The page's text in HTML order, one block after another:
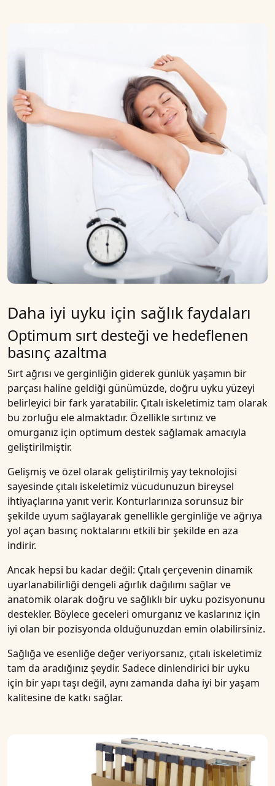
Daha iyi uyku için sağlık faydaları
Optimum sırt desteği ve hedeflenen
basınç azaltma
Sırt ağrısı ve gerginliğin giderek günlük yaşamın bir
parçası haline geldiği günümüzde, doğru uyku yüzeyi
belirleyici bir fark yaratabilir. Çıtalı iskeletimiz tam olarak
bu zorluğu ele almaktadır. Özellikle sırtınız ve
omurganız için optimum destek sağlamak amacıyla
geliştirilmiştir.
Gelişmiş ve özel olarak geliştirilmiş yay teknolojisi
sayesinde çıtalı iskeletimiz vücudunuzun bireysel
ihtiyaçlarına yanıt verir. Konturlarınıza sorunsuz bir
şekilde uyum sağlayarak genellikle gerginliğe ve ağrıya
yol açan basınç noktalarını etkili bir şekilde en aza
indirir.
Ancak hepsi bu kadar değil: Çıtalı çerçevenin dinamik
uyarlanabilirliği dengeli ağırlık dağılımı sağlar ve
anatomik olarak doğru vesağlıklı bir uyku pozisyonunu
destekler. Böylece geceleri omurganız ve kaslarınız için
iyi olan bir pozisyonda olduğunuzdan emin olabilirsiniz.
Sağlığa ve esenliğe değer veriyorsanız, çıtalı iskeletimiz
tam da aradığınız şeydir. Sadece dinlendirici bir uyku
için bir yapı taşı değil, aynı zamanda daha iyi bir yaşam
kalitesine de katkı sağlar.